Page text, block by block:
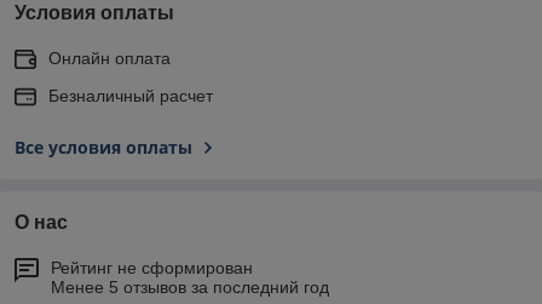
Условия оплаты
Онлайн оплата
Безналичный расчет
Все условия оплаты
О нас
Рейтинг не сформирован
Менее 5 отзывов за последний год